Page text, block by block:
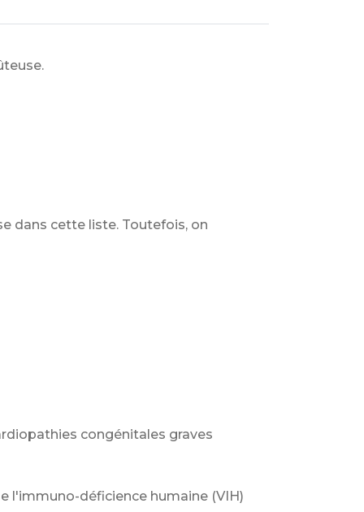
dans cette liste. Toutefois, on
congénitales graves
l'immuno-déficience humaine (VIH)